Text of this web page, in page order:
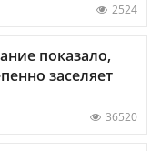
2524
показало,
заселяет
36520